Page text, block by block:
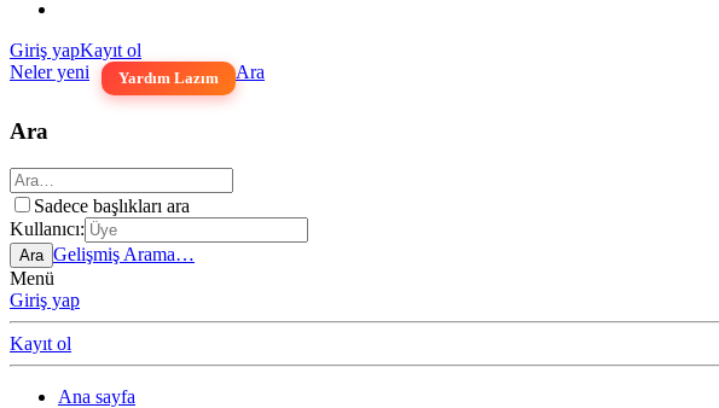
Giriş yapKayıt ol
Neler yeni
Yardım Lazım Ara
Ara
Sadece başlıkları ara
Kullanıcı:
Ara Gelişmiş Arama…
Menü
Giriş yap
Kayıt ol
Ana sayfa